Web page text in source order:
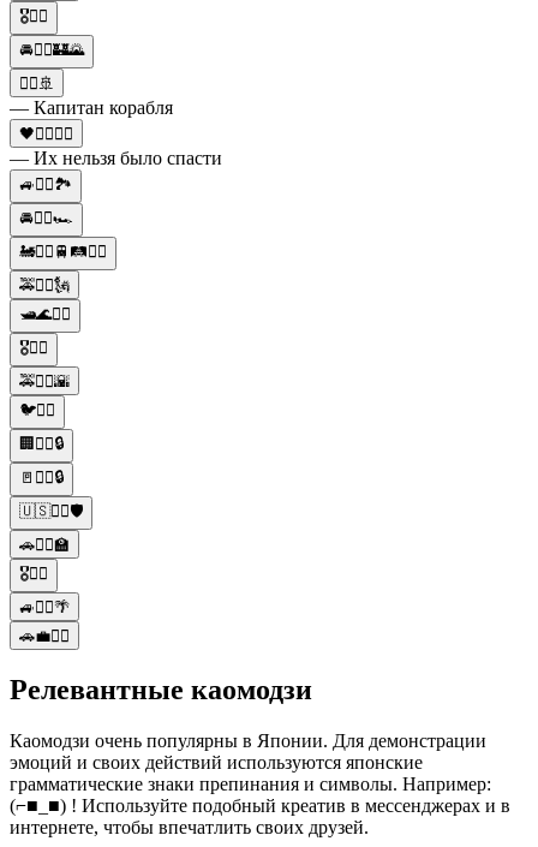
🎖️👨‍✈️
🚘👨‍✈️🏰🌄
👨‍✈️🚢
— Капитан корабля
🖤👨‍✈️👩‍✈️
— Их нельзя было спасти
🚙👨‍✈️🏞️
🚘👨‍✈️🏎️
🚂👨‍✈️🚆🛤️👷‍♂️
🚕👨‍✈️🗽
🛥️🌊👨‍✈️
🎖️👨‍✈️
🚕👨‍✈️🌇
🐦👨‍✈️
🏢👨‍✈️🔒
🚪👨‍✈️🔒
🇺🇸👨‍✈️🛡️
🚗👨‍✈️🏫
🎖️👨‍✈️
🚙👨‍✈️🌴
🚗💼👨‍✈️
Релевантные каомодзи
Каомодзи очень популярны в Японии. Для демонстрации
эмоций и своих действий используются японские
грамматические знаки препинания и символы. Например:
(⌐■_■) ! Используйте подобный креатив в мессенджерах и в
интернете, чтобы впечатлить своих друзей.